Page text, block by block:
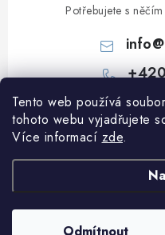
Tento web používá
tohoto webu vyjadřujete
Více informací zde.
Potřebujete s
info@
Informace pro vás
Podmínky ochrany osobních